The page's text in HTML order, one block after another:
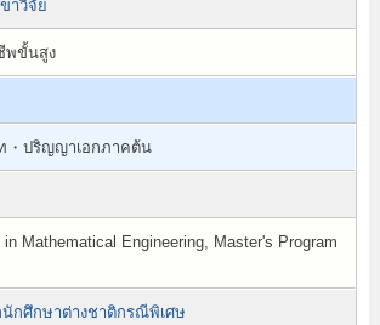
าวิจัย
พขั้นสูง
ปริญญาเอกภาคต้น
in Mathematical Engineering, Master's Program
กศึกษาต่างชาติกรณีพิเศษ